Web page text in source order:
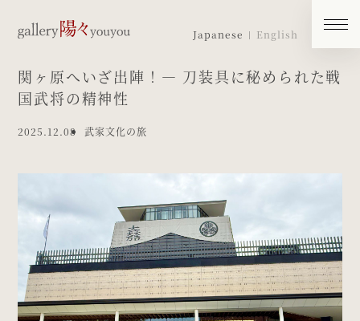
Japanese English
関ヶ原へいざ出陣！― 刀装具に秘められた戦
国武将の精神性
2025.12.08 武家文化の旅